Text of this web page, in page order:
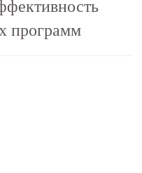
программ